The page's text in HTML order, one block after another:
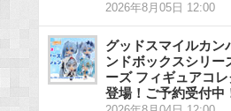
2026年8月05日 12:00
グッドスマイルカン
ンドボックスシリー
ーズ フィギュアコ
登場！ご予約受付中